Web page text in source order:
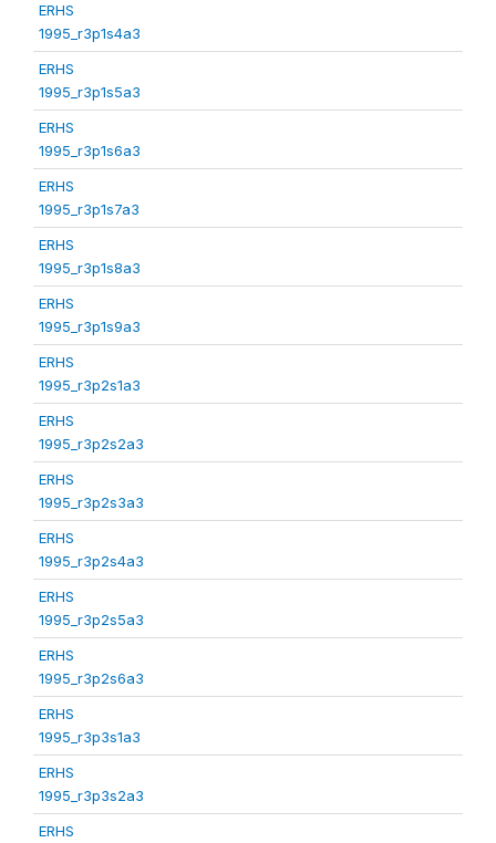
ERHS
1995_r3p1s4a3
ERHS
1995_r3p1s5a3
ERHS
1995_r3p1s6a3
ERHS
1995_r3p1s7a3
ERHS
1995_r3p1s8a3
ERHS
1995_r3p1s9a3
ERHS
1995_r3p2s1a3
ERHS
1995_r3p2s2a3
ERHS
1995_r3p2s3a3
ERHS
1995_r3p2s4a3
ERHS
1995_r3p2s5a3
ERHS
1995_r3p2s6a3
ERHS
1995_r3p3s1a3
ERHS
1995_r3p3s2a3
ERHS